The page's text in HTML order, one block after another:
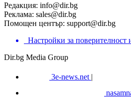
Редакция: info@dir.bg
Реклама: sales@dir.bg
Помощен център: support@dir.bg
Настройки за поверителност
Dir.bg Media Group
3e-news.net |